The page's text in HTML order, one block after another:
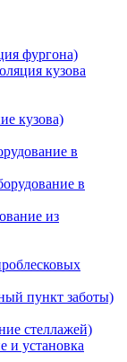
фургона)
кузова
кузова)
в
в
из
пункт заботы)
стеллажей)
и установка